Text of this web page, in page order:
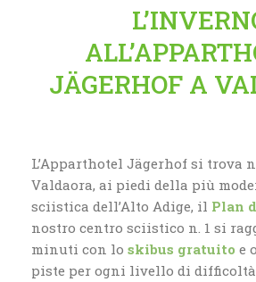
JÄGERHOF A
L’Apparthotel Jägerhof si trova
Valdaora, ai piedi della più
sciistica dell’Alto Adige, il Plan
nostro centro sciistico n. 1 si
minuti con lo skibus gratuito e
piste per ogni livello di